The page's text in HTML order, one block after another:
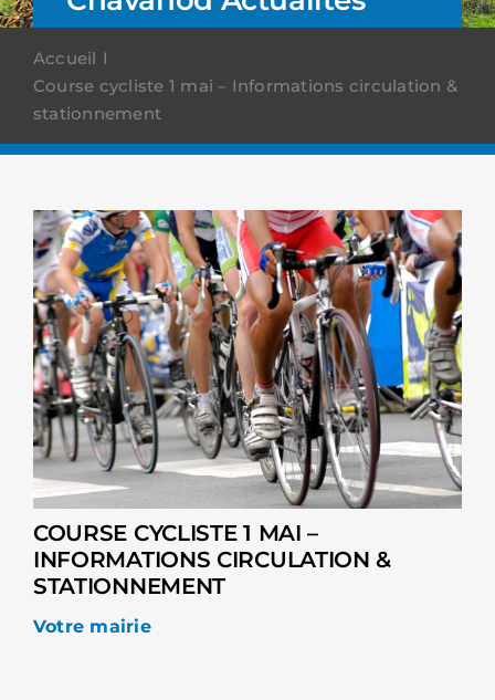
Accueil
Course cycliste 1 mai – Informations circulation &
stationnement
COURSE CYCLISTE 1 MAI –
INFORMATIONS CIRCULATION &
STATIONNEMENT
Votre mairie